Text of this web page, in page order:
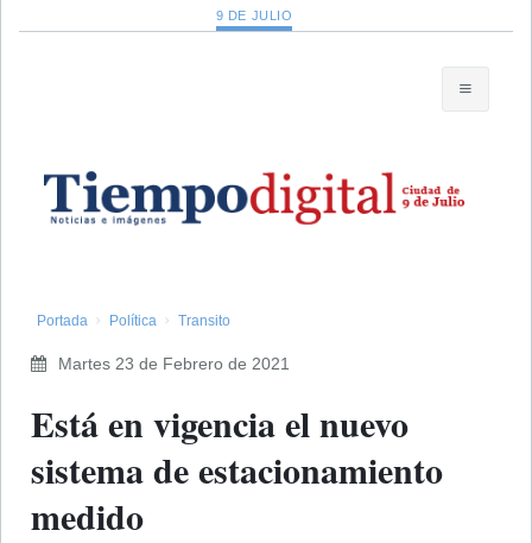
9 DE JULIO
Portada Política Transito
Martes 23 de Febrero de 2021
Está en vigencia el nuevo
sistema de estacionamiento
medido